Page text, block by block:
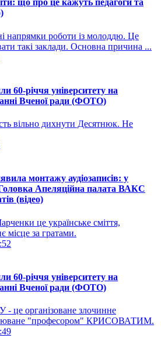
що про це кажуть педагоги та
напрямки роботи із молоддю. Це
такі заклади. Основна причина ...
60-річчя університету на
Вченої ради (ФОТО)
вільно дихнути Десятнюк. Не
монтажу аудіозаписів: у
Апеляційна палата ВАКС
(відео)
це українське сміття,
місце за гратами.
60-річчя університету на
Вченої ради (ФОТО)
це організоване злочинне
"професором" КРИСОВАТИМ.